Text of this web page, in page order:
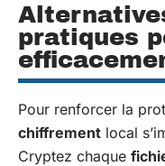
pratiques
Pour renforcer la
chiffrement local
Cryptez chaque